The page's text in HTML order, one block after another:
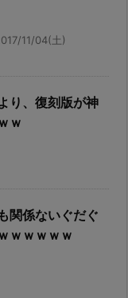
11/04(土)
り、復刻版が神
ｗ
関係ないぐだぐ
ｗｗｗｗｗ